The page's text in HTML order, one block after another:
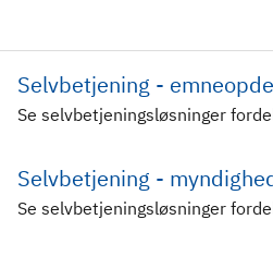
Selvbetjening -
Se selvbetjeningsløsninger
Selvbetjening -
Se selvbetjeningsløsninger